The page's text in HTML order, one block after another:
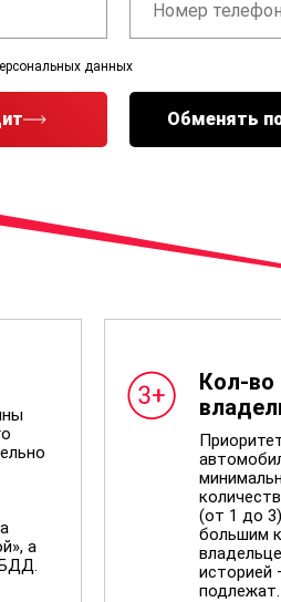
данных
Обменять
а
Кол-во
(от 1 до
большим
историей
подлежат.